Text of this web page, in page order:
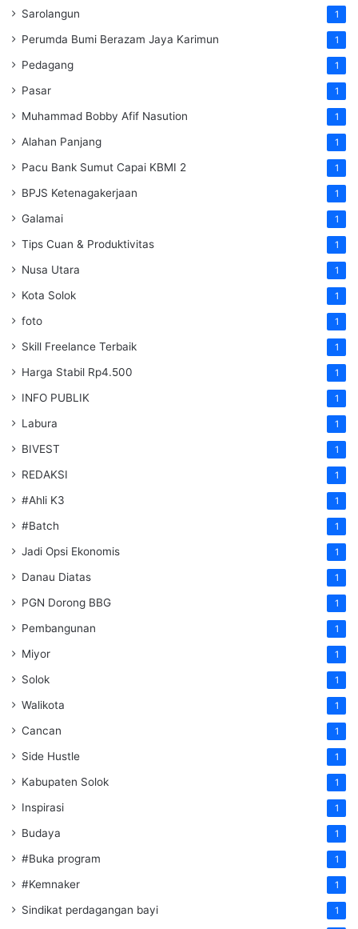
Sarolangun 1
Perumda Bumi Berazam Jaya Karimun 1
Pedagang 1
Pasar 1
Muhammad Bobby Afif Nasution 1
Alahan Panjang 1
Pacu Bank Sumut Capai KBMI 2 1
BPJS Ketenagakerjaan 1
Galamai 1
Tips Cuan & Produktivitas 1
Nusa Utara 1
Kota Solok 1
foto 1
Skill Freelance Terbaik 1
Harga Stabil Rp4.500 1
INFO PUBLIK 1
Labura 1
BIVEST 1
REDAKSI 1
#Ahli K3 1
#Batch 1
Jadi Opsi Ekonomis 1
Danau Diatas 1
PGN Dorong BBG 1
Pembangunan 1
Miyor 1
Solok 1
Walikota 1
Cancan 1
Side Hustle 1
Kabupaten Solok 1
Inspirasi 1
Budaya 1
#Buka program 1
#Kemnaker 1
Sindikat perdagangan bayi 1